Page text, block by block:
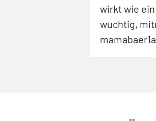
wirkt wie
wuchtig,